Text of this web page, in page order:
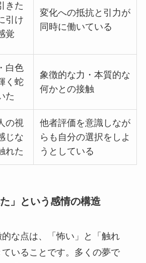
きた
引け
覚
変化への抵抗と引力が
同時に働いている
白色
く蛇
た
象徴的な力・本質的な
何かとの接触
の視
じな
れた
他者評価を意識しなが
らも自分の選択をしよ
うとしている
」という感情の構造
な点は、「怖い」と「触れ
いることです。多くの夢で